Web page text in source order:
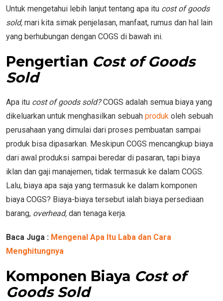
Untuk mengetahui lebih lanjut tentang apa itu cost of goods
sold, mari kita simak penjelasan, manfaat, rumus dan hal lain
yang berhubungan dengan COGS di bawah ini.
Pengertian Cost of Goods
Sold
Apa itu cost of goods sold?COGS adalah semua biaya yang
dikeluarkan untuk menghasilkan sebuah produk oleh sebuah
perusahaan yang dimulai dari proses pembuatan sampai
produk bisa dipasarkan. Meskipun COGS mencangkup biaya
dari awal produksi sampai beredar di pasaran, tapi biaya
iklan dan gaji manajemen, tidak termasuk ke dalam COGS.
Lalu, biaya apa saja yang termasuk ke dalam komponen
biaya COGS? Biaya-biaya tersebut ialah biaya persediaan
barang, overhead, dan tenaga kerja.
Baca Juga : Mengenal Apa Itu Laba dan Cara
Menghitungnya
Komponen Biaya Cost of
Goods Sold